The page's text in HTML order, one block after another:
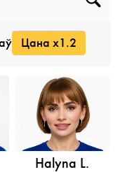
Цана x1.2
Halyna L.